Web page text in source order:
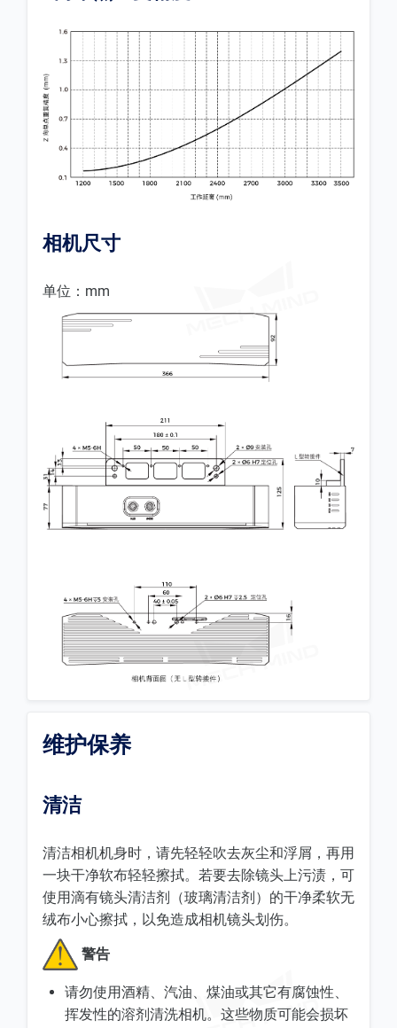
相机尺寸
单位：mm
维护保养
清洁
清洁相机机身时，请先轻轻吹去灰尘和浮屑，再用
一块干净软布轻轻擦拭。若要去除镜头上污渍，可
使用滴有镜头清洁剂（玻璃清洁剂）的干净柔软无
绒布小心擦拭，以免造成相机镜头划伤。
警告
请勿使用酒精、汽油、煤油或其它有腐蚀性、
挥发性的溶剂清洗相机。这些物质可能会损坏